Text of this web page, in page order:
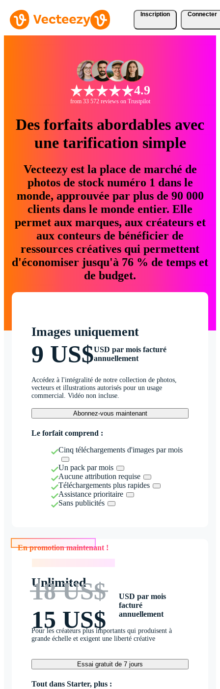
Inscription Connecter
4.9
from 33 572 reviews on Trustpilot
Des forfaits abordables avec
une tarification simple
Vecteezy est la place de marché de
photos de stock numéro 1 dans le
monde, approuvée par plus de 90 000
clients dans le monde entier. Elle
permet aux marques, aux créateurs et
aux conteurs de bénéficier de
ressources créatives qui permettent
d'économiser jusqu'à 76 % de temps et
de budget.
Images uniquement
9 US$USD par mois facturé
annuellement
Accédez à l'intégralité de notre collection de photos,
vecteurs et illustrations autorisés pour un usage
commercial. Vidéo non incluse.
Abonnez-vous maintenant
Le forfait comprend :
Cinq téléchargements d'images par mois
Un pack par mois
Aucune attribution requise
Téléchargements plus rapides
Assistance prioritaire
Sans publicités
En promotion maintenant !
Unlimited
18 US$
15 US$
USD par mois
facturé
annuellement
Pour les créateurs plus importants qui produisent à
grande échelle et exigent une liberté créative
Essai gratuit de 7 jours
Tout dans Starter, plus :